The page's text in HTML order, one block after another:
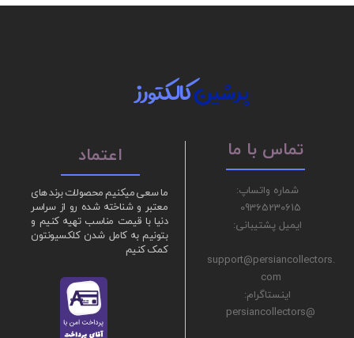
ما سعی میکنیم محصولات برند های
معتبر و شناخته شده رو از سراسر
دنیا با قیمت مناسب تهیه کنیم و
بتونیم به کامل شدن کلکسیونتون
کمک کنیم
پرشینکالکتورز
شماره واتساپ:
09365230615
ایمیل پشتیبانی:
support@persiancollectors.
com
اینستاگرام:
@persiancollectors
تماس با ما اعتماد